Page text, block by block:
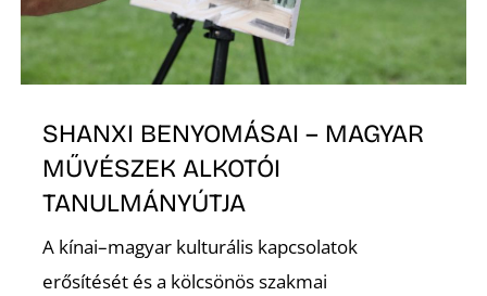
SHANXI BENYOMÁSAI – MAGYAR
MŰVÉSZEK ALKOTÓI
TANULMÁNYÚTJA
A kínai–magyar kulturális kapcsolatok
erősítését és a kölcsönös szakmai